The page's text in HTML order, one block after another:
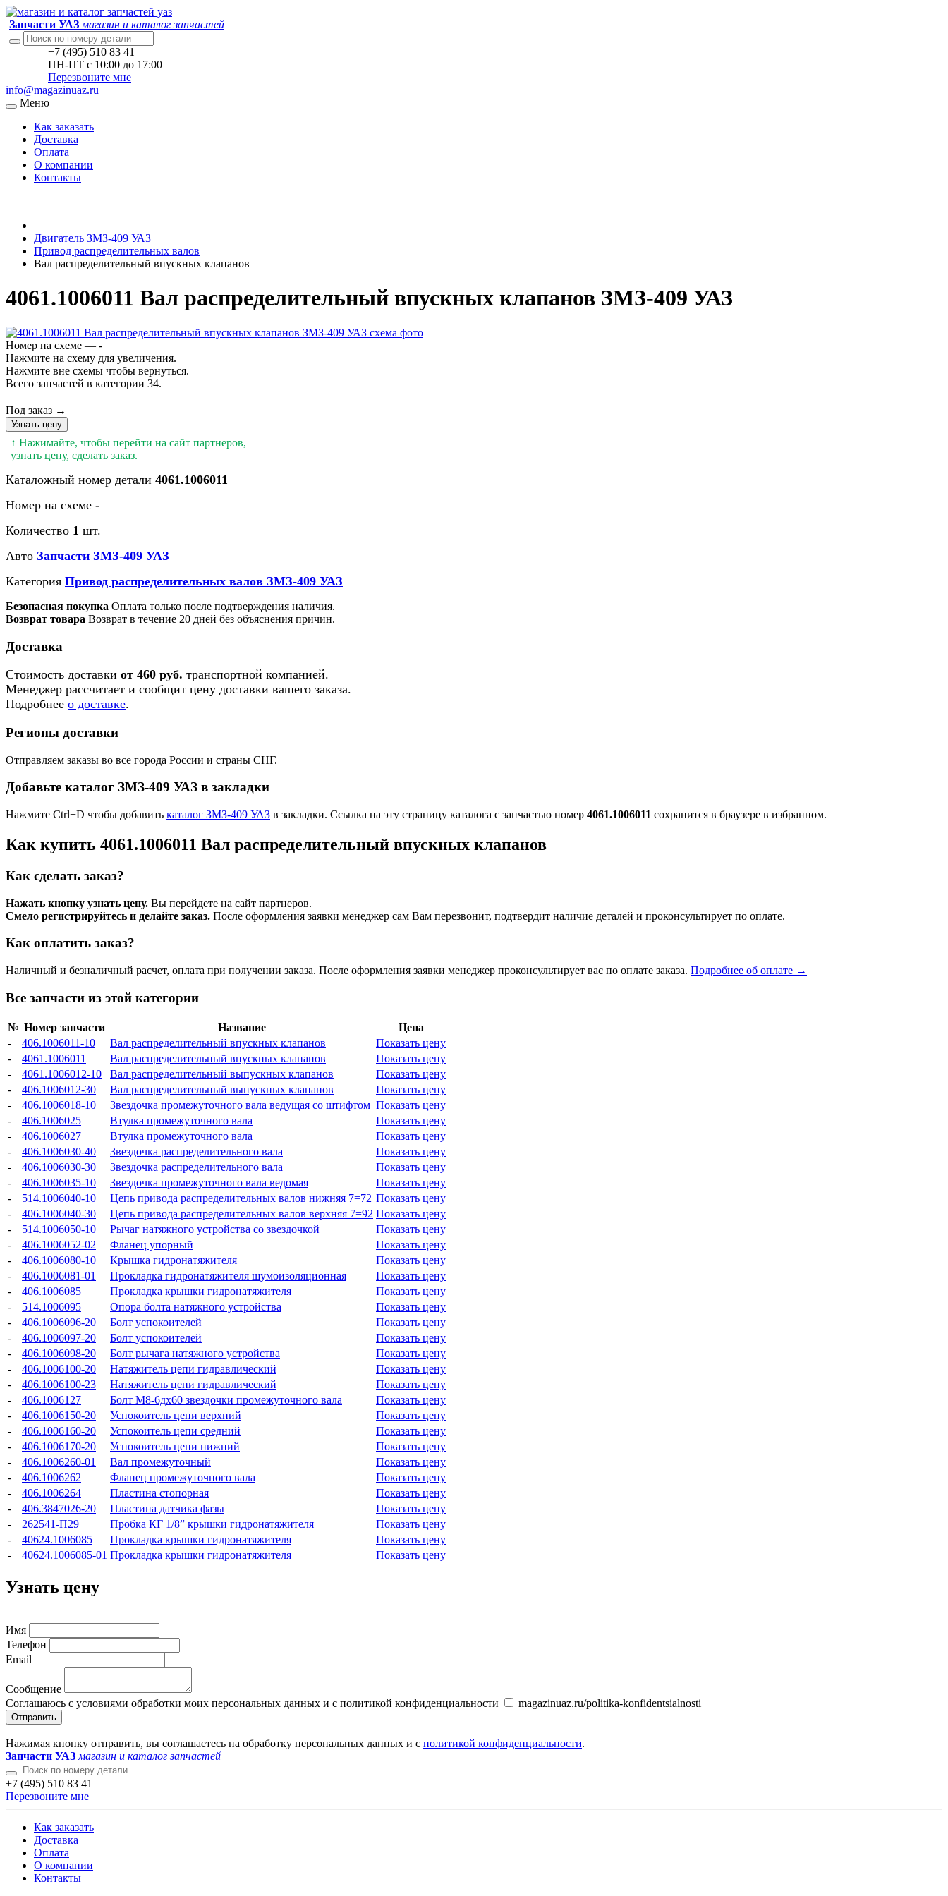
Запчасти УАЗ магазин и каталог запчастей
+7 (495) 510 83 41
ПН-ПТ с 10:00 до 17:00
Перезвоните мне
info@magazinuaz.ru
Меню
Как заказать
Доставка
Оплата
О компании
Контакты
Двигатель ЗМЗ-409 УАЗ
Привод распределительных валов
Вал распределительный впускных клапанов
4061.1006011 Вал распределительный впускных клапанов ЗМЗ-409 УАЗ
Номер на схеме — -
Нажмите на схему для увеличения.
Нажмите вне схемы чтобы вернуться.
Всего запчастей в категории 34.
Под заказ →
Узнать цену
↑ Нажимайте, чтобы перейти на сайт партнеров,
узнать цену, сделать заказ.
Каталожный номер детали 4061.1006011
Номер на схеме -
Количество 1 шт.
Авто Запчасти ЗМЗ-409 УАЗ
Категория Привод распределительных валов ЗМЗ-409 УАЗ
Безопасная покупка Оплата только после подтверждения наличия.
Возврат товара Возврат в течение 20 дней без объяснения причин.
Доставка
Стоимость доставки от 460 руб. транспортной компанией.
Менеджер рассчитает и сообщит цену доставки вашего заказа.
Подробнее о доставке.
Регионы доставки
Отправляем заказы во все города России и страны СНГ.
Добавьте каталог ЗМЗ-409 УАЗ в закладки
Нажмите Ctrl+D чтобы добавить каталог ЗМЗ-409 УАЗ в закладки. Ссылка на эту страницу каталога с запчастью номер 4061.1006011 сохранится в браузере в избранном.
Как купить 4061.1006011 Вал распределительный впускных клапанов
Как сделать заказ?
Нажать кнопку узнать цену. Вы перейдете на сайт партнеров.
Смело регистрируйтесь и делайте заказ. После оформления заявки менеджер сам Вам перезвонит, подтвердит наличие деталей и проконсультирует по оплате.
Как оплатить заказ?
Наличный и безналичный расчет, оплата при получении заказа. После оформления заявки менеджер проконсультирует вас по оплате заказа. Подробнее об оплате →
Все запчасти из этой категории
№ Номер запчасти Название
Цена
-
406.1006011-10 Вал распределительный впускных клапанов
Показать цену
-
4061.1006011 Вал распределительный впускных клапанов
Показать цену
-
4061.1006012-10 Вал распределительный выпускных клапанов
Показать цену
-
406.1006012-30 Вал распределительный выпускных клапанов
Показать цену
-
406.1006018-10 Звездочка промежуточного вала ведущая со штифтом Показать цену
-
406.1006025 Втулка промежуточного вала
Показать цену
-
406.1006027 Втулка промежуточного вала
Показать цену
-
406.1006030-40 Звездочка распределительного вала
Показать цену
-
406.1006030-30 Звездочка распределительного вала
Показать цену
-
406.1006035-10 Звездочка промежуточного вала ведомая
Показать цену
-
514.1006040-10 Цепь привода распределительных валов нижняя 7=72 Показать цену
-
406.1006040-30 Цепь привода распределительных валов верхняя 7=92 Показать цену
-
514.1006050-10 Рычаг натяжного устройства со звездочкой
Показать цену
-
406.1006052-02 Фланец упорный
Показать цену
-
406.1006080-10 Крышка гидронатяжителя
Показать цену
-
406.1006081-01 Прокладка гидронатяжителя шумоизоляционная
Показать цену
-
406.1006085 Прокладка крышки гидронатяжителя
Показать цену
-
514.1006095 Опора болта натяжного устройства
Показать цену
-
406.1006096-20 Болт успокоителей
Показать цену
-
406.1006097-20 Болт успокоителей
Показать цену
-
406.1006098-20 Болт рычага натяжного устройства
Показать цену
-
406.1006100-20 Натяжитель цепи гидравлический
Показать цену
-
406.1006100-23 Натяжитель цепи гидравлический
Показать цену
-
406.1006127 Болт М8-6дх60 звездочки промежуточного вала
Показать цену
-
406.1006150-20 Успокоитель цепи верхний
Показать цену
-
406.1006160-20 Успокоитель цепи средний
Показать цену
-
406.1006170-20 Успокоитель цепи нижний
Показать цену
-
406.1006260-01 Вал промежуточный
Показать цену
-
406.1006262 Фланец промежуточного вала
Показать цену
-
406.1006264 Пластина стопорная
Показать цену
-
406.3847026-20 Пластина датчика фазы
Показать цену
-
262541-П29 Пробка КГ 1/8” крышки гидронатяжителя
Показать цену
-
40624.1006085 Прокладка крышки гидронатяжителя
Показать цену
-
40624.1006085-01 Прокладка крышки гидронатяжителя Показать цену
Узнать цену
Имя
Телефон
Email
Сообщение
Соглашаюсь с условиями обработки моих персональных данных и с политикой конфиденциальности
magazinuaz.ru/politika-konfidentsialnosti
Отправить
Нажимая кнопку отправить, вы соглашаетесь на обработку персональных данных и с политикой конфиденциальности.
Запчасти УАЗ магазин и каталог запчастей
+7 (495) 510 83 41
Перезвоните мне
Как заказать
Доставка
Оплата
О компании
Контакты